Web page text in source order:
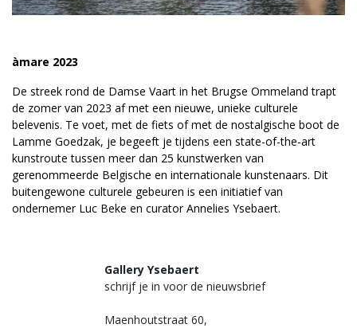
àmare 2023
De streek rond de Damse Vaart in het Brugse Ommeland trapt
de zomer van 2023 af met een nieuwe, unieke culturele
belevenis. Te voet, met de fiets of met de nostalgische boot de
Lamme Goedzak, je begeeft je tijdens een state-of-the-art
kunstroute tussen meer dan 25 kunstwerken van
gerenommeerde Belgische en internationale kunstenaars. Dit
buitengewone culturele gebeuren is een initiatief van
ondernemer Luc Beke en curator Annelies Ysebaert.
Gallery Ysebaert
schrijf je in voor de nieuwsbrief
Maenhoutstraat 60,